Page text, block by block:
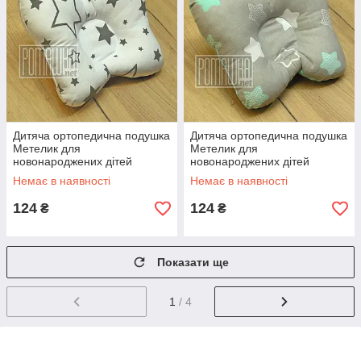
Дитяча ортопедична подушка
Метелик для
новонароджених дітей
малючків немовлят в ліжечко
4060 Білий
Немає в наявності
124 ₴
Дитяча ортопедична подушка
Метелик для
новонароджених дітей
малючків немовлят в ліжечко
4060 Сірий
Немає в наявності
124 ₴
Показати ще
1 / 4